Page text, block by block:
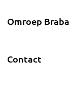
Omroep
Contact